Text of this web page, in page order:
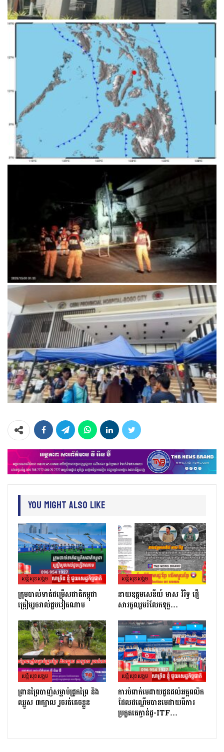
You Might Also Like
សន្តិសុខសង្គម
ក្រុមបាល់ទាត់ជម្រើសជាតិកម្ពុជា
ត្រៀមរួចរាល់ជួបវៀតណាម
សន្តិសុខសង្គម
នាយឧត្តមសេនីយ៍ មាស វិរិទ្ធ ផ្ញើ
សារចូលរួមរំលែកទុក្ខ…
សន្តិសុខសង្គម
ព្រានព្រៃបាញ់សម្លាប់ជ្រូកព្រៃ និង
ឈ្លូស ៣ក្បាល រួចរត់គេចខ្លួន
សន្តិសុខសង្គម
ការបំពាក់មេដាយជូនដល់អត្តពលិក
ដែលដណ្ដើមបានមេដាយពីការ
ប្រកួតតេក្វាន់ដូ-ITF…